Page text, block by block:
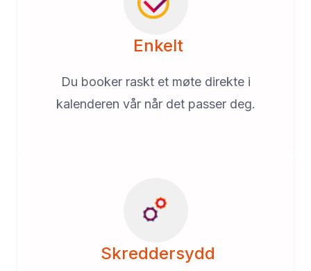
Enkelt
Du booker raskt et møte direkte i
kalenderen vår når det passer deg.
Skreddersydd